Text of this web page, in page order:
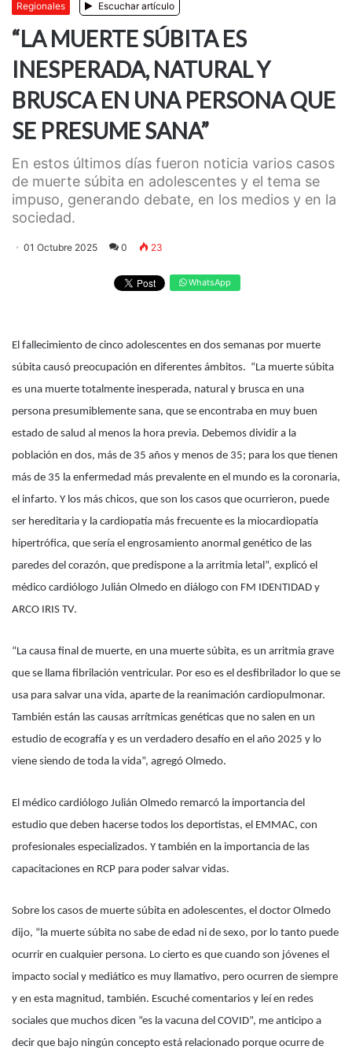
Regionales Escuchar artículo
“LA MUERTE SÚBITA ES
INESPERADA, NATURAL Y
BRUSCA EN UNA PERSONA QUE
SE PRESUME SANA”
En estos últimos días fueron noticia varios casos
de muerte súbita en adolescentes y el tema se
impuso, generando debate, en los medios y en la
sociedad.
01 Octubre 2025 0 23
WhatsApp
El fallecimiento de cinco adolescentes en dos semanas por muerte
súbita causó preocupación en diferentes ámbitos. “La muerte súbita
es una muerte totalmente inesperada, natural y brusca en una
persona presumiblemente sana, que se encontraba en muy buen
estado de salud al menos la hora previa. Debemos dividir a la
población en dos, más de 35 años y menos de 35; para los que tienen
más de 35 la enfermedad más prevalente en el mundo es la coronaria,
el infarto. Y los más chicos, que son los casos que ocurrieron, puede
ser hereditaria y la cardiopatía más frecuente es la miocardiopatía
hipertrófica, que sería el engrosamiento anormal genético de las
paredes del corazón, que predispone a la arritmia letal”, explicó el
médico cardiólogo Julián Olmedo en diálogo con FM IDENTIDAD y
ARCO IRIS TV.
“La causa final de muerte, en una muerte súbita, es un arritmia grave
que se llama fibrilación ventricular. Por eso es el desfibrilador lo que se
usa para salvar una vida, aparte de la reanimación cardiopulmonar.
También están las causas arrítmicas genéticas que no salen en un
estudio de ecografía y es un verdadero desafío en el año 2025 y lo
viene siendo de toda la vida”, agregó Olmedo.
El médico cardiólogo Julián Olmedo remarcó la importancia del
estudio que deben hacerse todos los deportistas, el EMMAC, con
profesionales especializados. Y también en la importancia de las
capacitaciones en RCP para poder salvar vidas.
Sobre los casos de muerte súbita en adolescentes, el doctor Olmedo
dijo, “la muerte súbita no sabe de edad ni de sexo, por lo tanto puede
ocurrir en cualquier persona. Lo cierto es que cuando son jóvenes el
impacto social y mediático es muy llamativo, pero ocurren de siempre
y en esta magnitud, también. Escuché comentarios y leí en redes
sociales que muchos dicen “es la vacuna del COVID”, me anticipo a
decir que bajo ningún concepto está relacionado porque ocurre de